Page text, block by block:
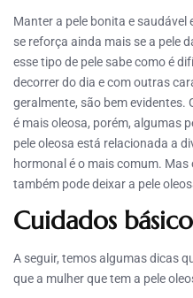
Manter a pele bonita e saudável
se reforça ainda mais se a pele
esse tipo de pele sabe como é
decorrer do dia e com outras
geralmente, são bem evidentes.
é mais oleosa, porém, algumas
pele oleosa está relacionada a
hormonal é o mais comum.
também pode deixar a pele
Cuidados
A seguir, temos algumas dicas
que a mulher que tem a pele